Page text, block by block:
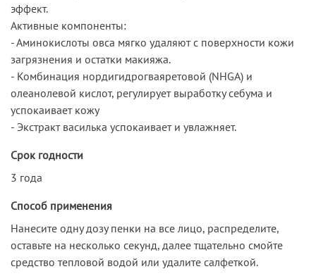
эффект.
Активные компоненты:
- Аминокислоты овса мягко удаляют с поверхности кожи
загрязнения и остатки макияжа.
- Комбинация нордигидрогваяретовой (NHGA) и
олеанолевой кислот, регулирует выработку себума и
успокаивает кожу
- Экстракт василька успокаивает и увлажняет.
Срок годности
3 года
Способ применения
Нанесите одну дозу пенки на все лицо, распределите,
оставьте на несколько секунд, далее тщательно смойте
средство тепловой водой или удалите салфеткой.